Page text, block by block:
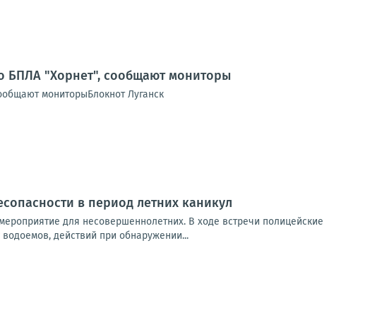
БПЛА "Хорнет", сообщают мониторы
мониторыБлокнот Луганск
в период летних каникул
для несовершеннолетних. В ходе встречи полицейские
действий при обнаружении...